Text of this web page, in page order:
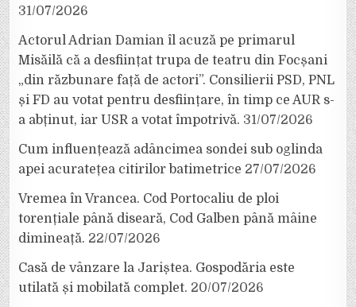
31/07/2026
Actorul Adrian Damian îl acuză pe primarul
Misăilă că a desființat trupa de teatru din Focșani
„din răzbunare față de actori”. Consilierii PSD, PNL
și FD au votat pentru desființare, în timp ce AUR s-
a abținut, iar USR a votat împotrivă. 31/07/2026
Cum influențează adâncimea sondei sub oglinda
apei acuratețea citirilor batimetrice 27/07/2026
Vremea în Vrancea. Cod Portocaliu de ploi
torențiale până diseară, Cod Galben până mâine
dimineață. 22/07/2026
Casă de vânzare la Jariștea. Gospodăria este
utilată și mobilată complet. 20/07/2026